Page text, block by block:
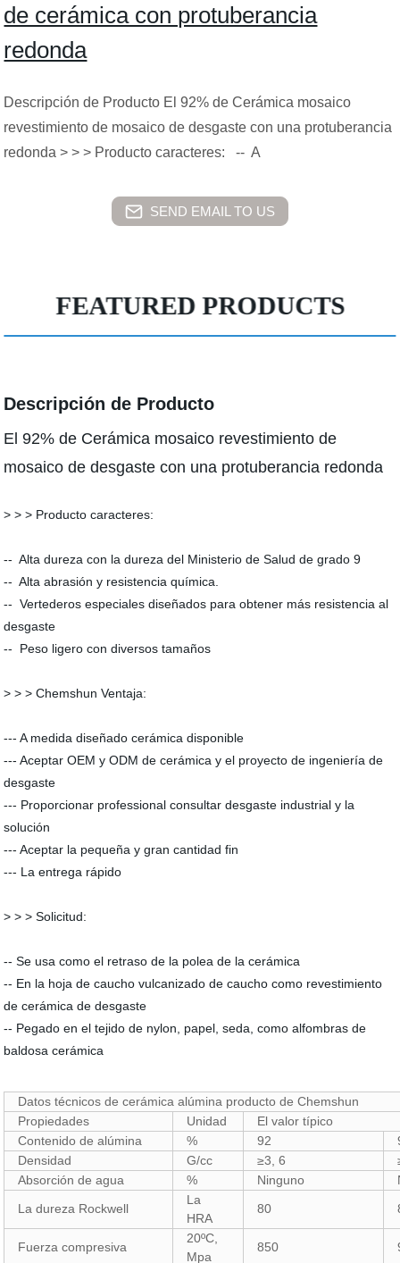
de cerámica con protuberancia
redonda
Descripción de Producto El 92% de Cerámica mosaico
revestimiento de mosaico de desgaste con una protuberancia
redonda > > > Producto caracteres: -- A
SEND EMAIL TO US
FEATURED PRODUCTS
Descripción de Producto
El 92% de Cerámica mosaico revestimiento de
mosaico de desgaste con una protuberancia redonda
> > > Producto caracteres:
-- Alta dureza con la dureza del Ministerio de Salud de grado 9
-- Alta abrasión y resistencia química.
-- Vertederos especiales diseñados para obtener más resistencia al
desgaste
-- Peso ligero con diversos tamaños
> > > Chemshun Ventaja:
--- A medida diseñado cerámica disponible
--- Aceptar OEM y ODM de cerámica y el proyecto de ingeniería de
desgaste
--- Proporcionar professional consultar desgaste industrial y la
solución
--- Aceptar la pequeña y gran cantidad fin
--- La entrega rápido
> > > Solicitud:
-- Se usa como el retraso de la polea de la cerámica
-- En la hoja de caucho vulcanizado de caucho como revestimiento
de cerámica de desgaste
-- Pegado en el tejido de nylon, papel, seda, como alfombras de
baldosa cerámica
Datos técnicos de cerámica alúmina producto de Chemshun
Propiedades
Unidad
El valor típico
Contenido de alúmina
% 92
Densidad
G/cc ≥3, 6
Absorción de agua
% Ninguno
La dureza Rockwell
La
HRA
80
Fuerza compresiva
20ºC,
Mpa
850